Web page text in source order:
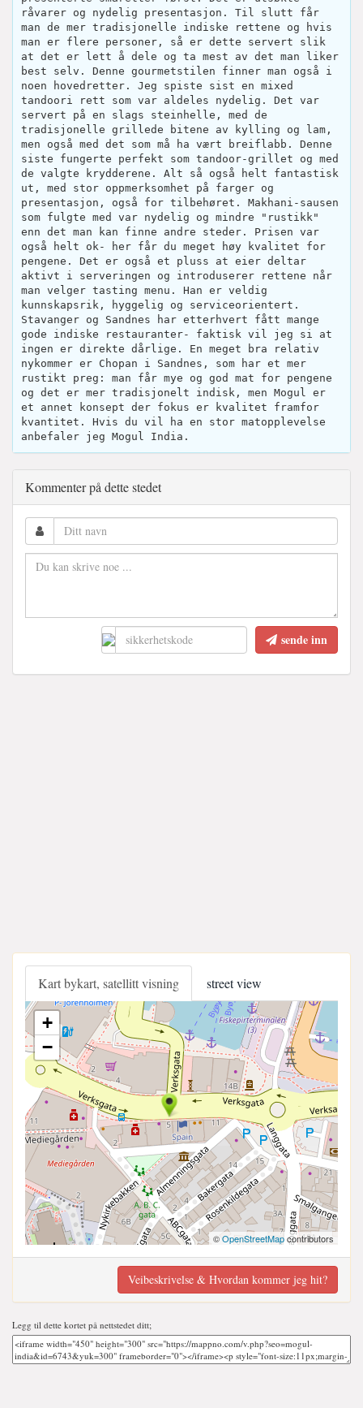
råvarer og nydelig presentasjon. Til slutt får
man de mer tradisjonelle indiske rettene og hvis
man er flere personer, så er dette servert slik
at det er lett å dele og ta mest av det man liker
best selv. Denne gourmetstilen finner man også i
noen hovedretter. Jeg spiste sist en mixed
tandoori rett som var aldeles nydelig. Det var
servert på en slags steinhelle, med de
tradisjonelle grillede bitene av kylling og lam,
men også med det som må ha vært breiflabb. Denne
siste fungerte perfekt som tandoor-grillet og med
de valgte krydderene. Alt så også helt fantastisk
ut, med stor oppmerksomhet på farger og
presentasjon, også for tilbehøret. Makhani-sausen
som fulgte med var nydelig og mindre "rustikk"
enn det man kan finne andre steder. Prisen var
også helt ok- her får du meget høy kvalitet for
pengene. Det er også et pluss at eier deltar
aktivt i serveringen og introduserer rettene når
man velger tasting menu. Han er veldig
kunnskapsrik, hyggelig og serviceorientert.
Stavanger og Sandnes har etterhvert fått mange
gode indiske restauranter- faktisk vil jeg si at
ingen er direkte dårlige. En meget bra relativ
nykommer er Chopan i Sandnes, som har et mer
rustikt preg: man får mye og god mat for pengene
og det er mer tradisjonelt indisk, men Mogul er
et annet konsept der fokus er kvalitet framfor
kvantitet. Hvis du vil ha en stor matopplevelse
anbefaler jeg Mogul India.
Kommenter på dette stedet
sende inn
Kart bykart, satellitt visning street view
+
−
©OpenStreetMapcontributors
Veibeskrivelse & Hvordan kommer jeg hit?
Legg til dette kortet på nettstedet ditt;